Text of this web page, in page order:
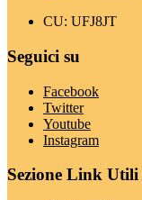
CU: UFJ8JT
Seguici su
Facebook
Twitter
Youtube
Instagram
Sezione Link Utili